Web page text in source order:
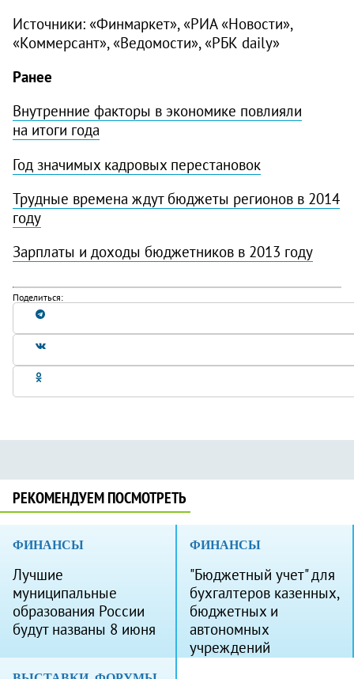
Источники: «Финмаркет», «РИА «Новости»,
«Коммерсант», «Ведомости», «РБК daily»
Ранее
Внутренние факторы в экономике повлияли
на итоги года
Год значимых кадровых перестановок
Трудные времена ждут бюджеты регионов в 2014
году
Зарплаты и доходы бюджетников в 2013 году
Поделиться:
РЕКОМЕНДУЕМ ПОСМОТРЕТЬ
ФИНАНСЫ
Лучшие
муниципальные
образования России
будут названы 8 июня
ФИНАНСЫ
"Бюджетный учет" для
бухгалтеров казенных,
бюджетных и
автономных
учреждений